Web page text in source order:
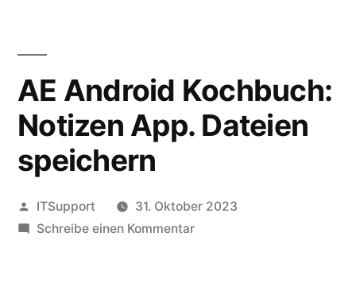
AE Android Kochbuch:
Notizen App. Dateien
speichern
Veröffentlicht
von
ITSupport
31. Oktober 2023
Schreibe einen Kommentarzu